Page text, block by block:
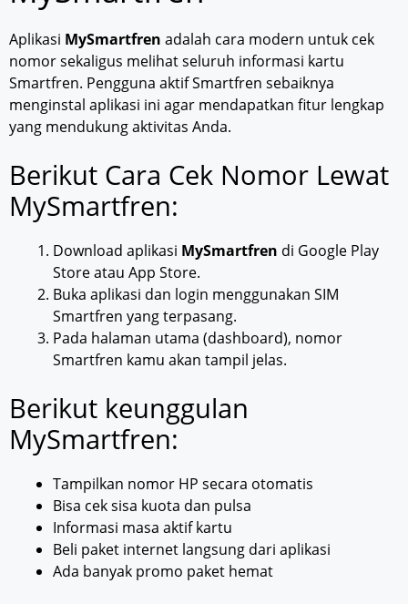
Aplikasi MySmartfren adalah cara modern untuk cek
nomor sekaligus melihat seluruh informasi kartu
Smartfren. Pengguna aktif Smartfren sebaiknya
menginstal aplikasi ini agar mendapatkan fitur lengkap
yang mendukung aktivitas Anda.
Berikut Cara Cek Nomor Lewat
MySmartfren:
Download aplikasi MySmartfren di Google Play
Store atau App Store.
Buka aplikasi dan login menggunakan SIM
Smartfren yang terpasang.
Pada halaman utama (dashboard), nomor
Smartfren kamu akan tampil jelas.
Berikut keunggulan
MySmartfren:
Tampilkan nomor HP secara otomatis
Bisa cek sisa kuota dan pulsa
Informasi masa aktif kartu
Beli paket internet langsung dari aplikasi
Ada banyak promo paket hemat